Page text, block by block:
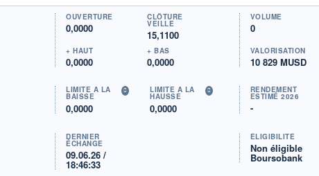
OUVERTURE
0,0000
CLÔTURE
VEILLE
15,1100
+ HAUT
0,0000
+ BAS
0,0000
VOLUME
0
VALORISATION
10 829 MUSD
LIMITE À LA
BAISSE
0,0000
LIMITE À LA
HAUSSE
0,0000
RENDEMENT
ESTIMÉ 2026
-
DERNIER
ÉCHANGE
09.06.26 /
18:46:33
ÉLIGIBILITÉ
Non éligible
Boursobank